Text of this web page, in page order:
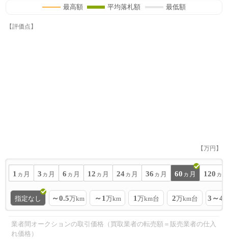
最高額 平均落札額 最低額
【評価点】
【万円】
1 ヵ月 3 ヵ月 6 ヵ月 12 ヵ月 24 ヵ月 36 ヵ月 60 ヵ月 120 ヵ
指定なし ～0.5万km ～1 万km 1 万km台 2万km台 3～4
業者間オークションの取引価格（買取業者の転売額＝販売業者の仕入
れ価格）